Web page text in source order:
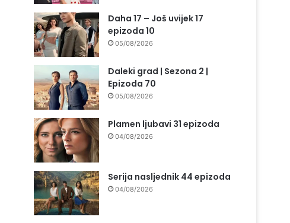
Daha 17 – Još uvijek 17
epizoda 10
05/08/2026
Daleki grad | Sezona 2 |
Epizoda 70
05/08/2026
Plamen ljubavi 31 epizoda
04/08/2026
Serija nasljednik 44 epizoda
04/08/2026